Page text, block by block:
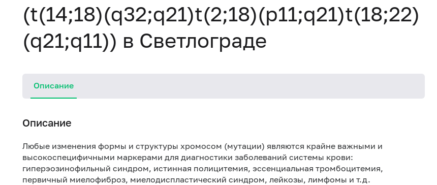
(t(14;18)(q32;q21)t(2;18)(p11;q21)t(18;22)
(q21;q11)) в Светлограде
Описание
Описание
Любые изменения формы и структуры хромосом (мутации) являются крайне важными и
высокоспецифичными маркерами для диагностики заболеваний системы крови:
гиперэозинофильный синдром, истинная полицитемия, эссенциальная тромбоцитемия,
первичный миелофиброз, миелодиспластический синдром, лейкозы, лимфомы и т.д.